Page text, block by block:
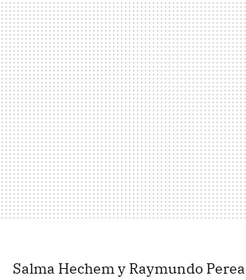
Salma Hechem y Raymundo